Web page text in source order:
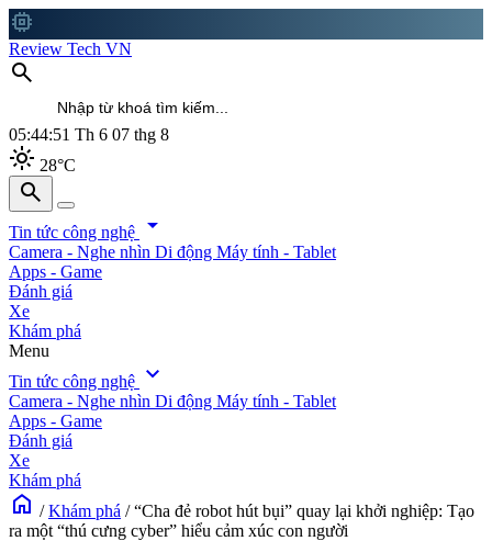
memory
Review Tech VN
search
05:44:53 Th 6 07 thg 8
light_mode 28°C
search
search
Tin tức công nghệ arrow_drop_down
Camera - Nghe nhìn Di động Máy tính - Tablet
Apps - Game
Đánh giá
Xe
Khám phá
Menu
Tin tức công nghệ expand_more
Camera - Nghe nhìn Di động Máy tính - Tablet
Apps - Game
Đánh giá
Xe
Khám phá
home / Khám phá / “Cha đẻ robot hút bụi” quay lại khởi nghiệp: Tạo
ra một “thú cưng cyber” hiểu cảm xúc con người